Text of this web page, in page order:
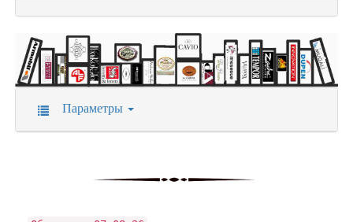
Параметры